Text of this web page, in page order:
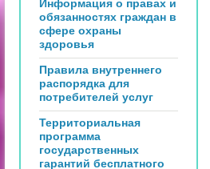
Информация о правах и
обязанностях граждан в
сфере охраны
здоровья
Правила внутреннего
распорядка для
потребителей услуг
Территориальная
программа
государственных
гарантий бесплатного